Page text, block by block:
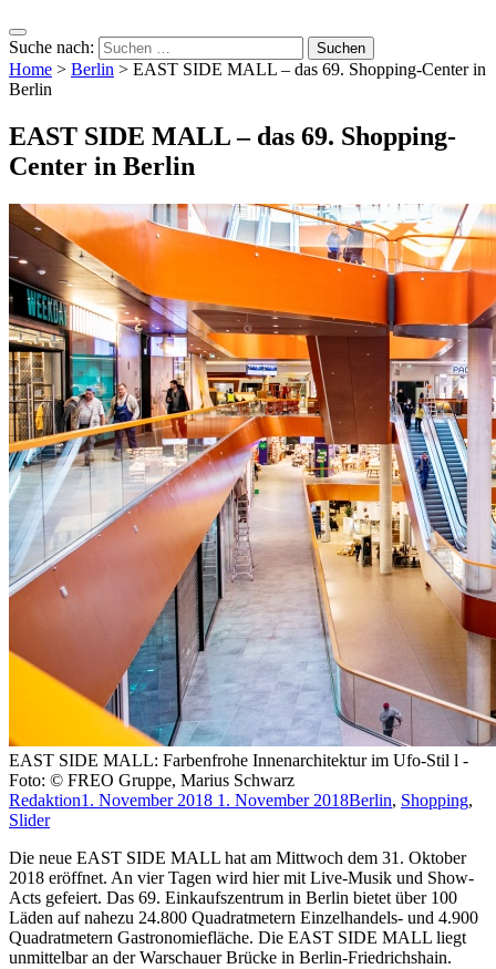
Suche nach:
Home > Berlin > EAST SIDE MALL – das 69. Shopping-Center in
Berlin
EAST SIDE MALL – das 69. Shopping-
Center in Berlin
EAST SIDE MALL: Farbenfrohe Innenarchitektur im Ufo-Stil l -
Foto: © FREO Gruppe, Marius Schwarz
Redaktion1. November 2018 1. November 2018Berlin, Shopping,
Slider
Die neue EAST SIDE MALL hat am Mittwoch dem 31. Oktober
2018 eröffnet. An vier Tagen wird hier mit Live-Musik und Show-
Acts gefeiert. Das 69. Einkaufszentrum in Berlin bietet über 100
Läden auf nahezu 24.800 Quadratmetern Einzelhandels- und 4.900
Quadratmetern Gastronomiefläche. Die EAST SIDE MALL liegt
unmittelbar an der Warschauer Brücke in Berlin-Friedrichshain.